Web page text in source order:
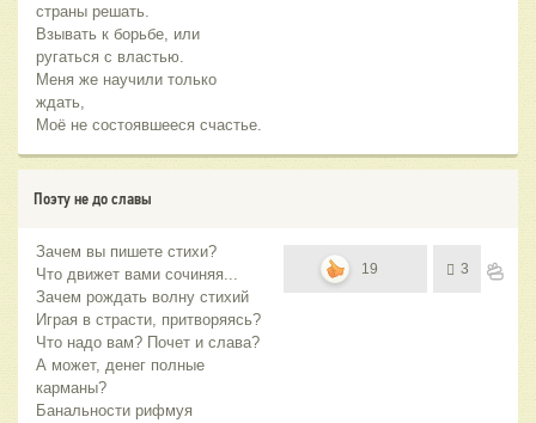
страны решать.
Взывать к борьбе, или
ругаться с властью.
Меня же научили только
ждать,
Моё не состоявшееся счастье.
Поэту не до славы
Зачем вы пишете стихи?
Что движет вами сочиняя...
Зачем рождать волну стихий
Играя в страсти, притворяясь?
Что надо вам? Почет и слава?
А может, денег полные
карманы?
Банальности рифмуя
19 3